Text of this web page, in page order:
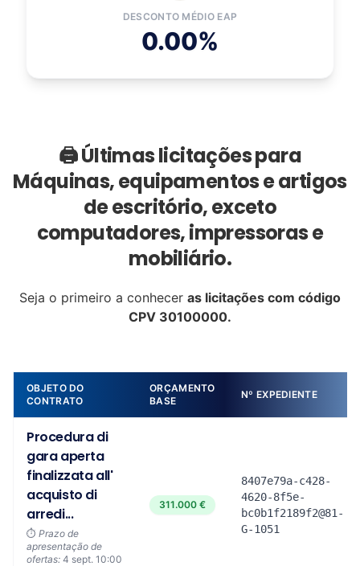
DESCONTO MÉDIO EAP
0.00%
🖨️ Últimas licitações para
Máquinas, equipamentos e artigos
de escritório, exceto
computadores, impressoras e
mobiliário.
Seja o primeiro a conhecer as licitações com código
CPV 30100000.
OBJETO DO
CONTRATO
ORÇAMENTO
BASE
Nº EXPEDIENTE
Procedura di
gara aperta
finalizzata all'
acquisto di
arredi...
⏱️ Prazo de
apresentação de
ofertas: 4 sept. 10:00
311.000 €
8407e79a-c428-
4620-8f5e-
bc0b1f2189f2@81-
G-1051